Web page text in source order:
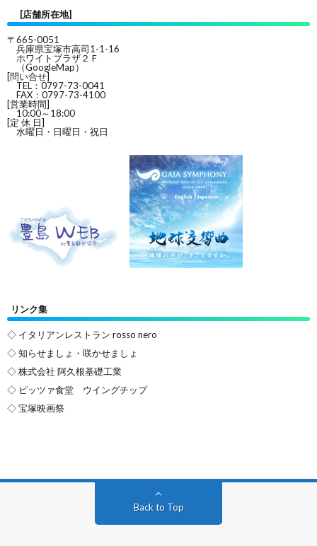
[店舗所在地]
〒665-0051
兵庫県宝塚市高司1-1-16
ホワイトプラザ２Ｆ
（GoogleMap）
[問い合せ]
TEL：0797-73-0041
FAX：0797-73-4100
[営業時間]
10:00～18:00
[定 休 日]
水曜日・日曜日・祝日
リンク集
◇ イタリアンレストラン rosso nero
◇ 知らせましょ・咲かせましょ
◇ 株式会社 阿久根基礎工業
◇ ピッツァ食堂 ウイングチップ
◇ 宝塚映画祭
Back to Top